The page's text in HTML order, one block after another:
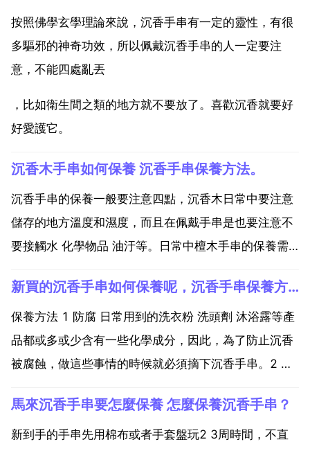
按照佛學玄學理論來說，沉香手串有一定的靈性，有很
多驅邪的神奇功效，所以佩戴沉香手串的人一定要注
意，不能四處亂丟
，比如衛生間之類的地方就不要放了。喜歡沉香就要好
好愛護它。
沉香木手串如何保養 沉香手串保養方法。
沉香手串的保養一般要注意四點，沉香木日常中要注意
儲存的地方溫度和濕度，而且在佩戴手串是也要注意不
要接觸水 化學物品 油汙等。日常中檀木手串的保養需
木手串本身價值不菲，作為市場上是比較受到歡迎的種
類，不僅僅是一種裝飾物品，與此同時這種沉香木手串
也是一種賞...
新買的沉香手串如何保養呢，沉香手串保養方法。
保養方法 1 防腐 日常用到的洗衣粉 洗頭劑 沐浴露等產
品都或多或少含有一些化學成分，因此，為了防止沉香
被腐蝕，做這些事情的時候就必須摘下沉香手串。2 防
應該避免這些情況的發生，避免沉香手串開裂，在不戴
沉香手串的時候應該用密封袋將其收藏好，避免受到
馬來沉香手串要怎麼保養 怎麼保養沉香手串？
新到手的手串先用棉布或者手套盤玩2 3周時間，不直